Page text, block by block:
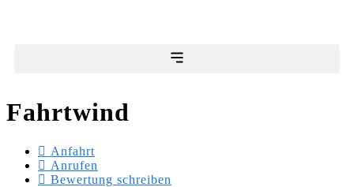
Fahrtwind
Anfahrt
Anrufen
Bewertung schreiben